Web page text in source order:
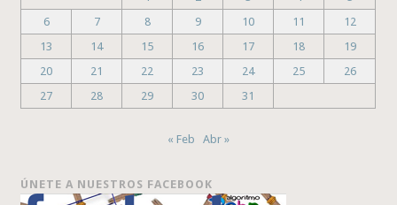
6
7 8 9 10 11
12
13
14 15 16 17 18
19
20
21 22 23 24 25
26
27
28 29 30 31
« Feb Abr »
ÚNETE A NUESTROS FACEBOOK